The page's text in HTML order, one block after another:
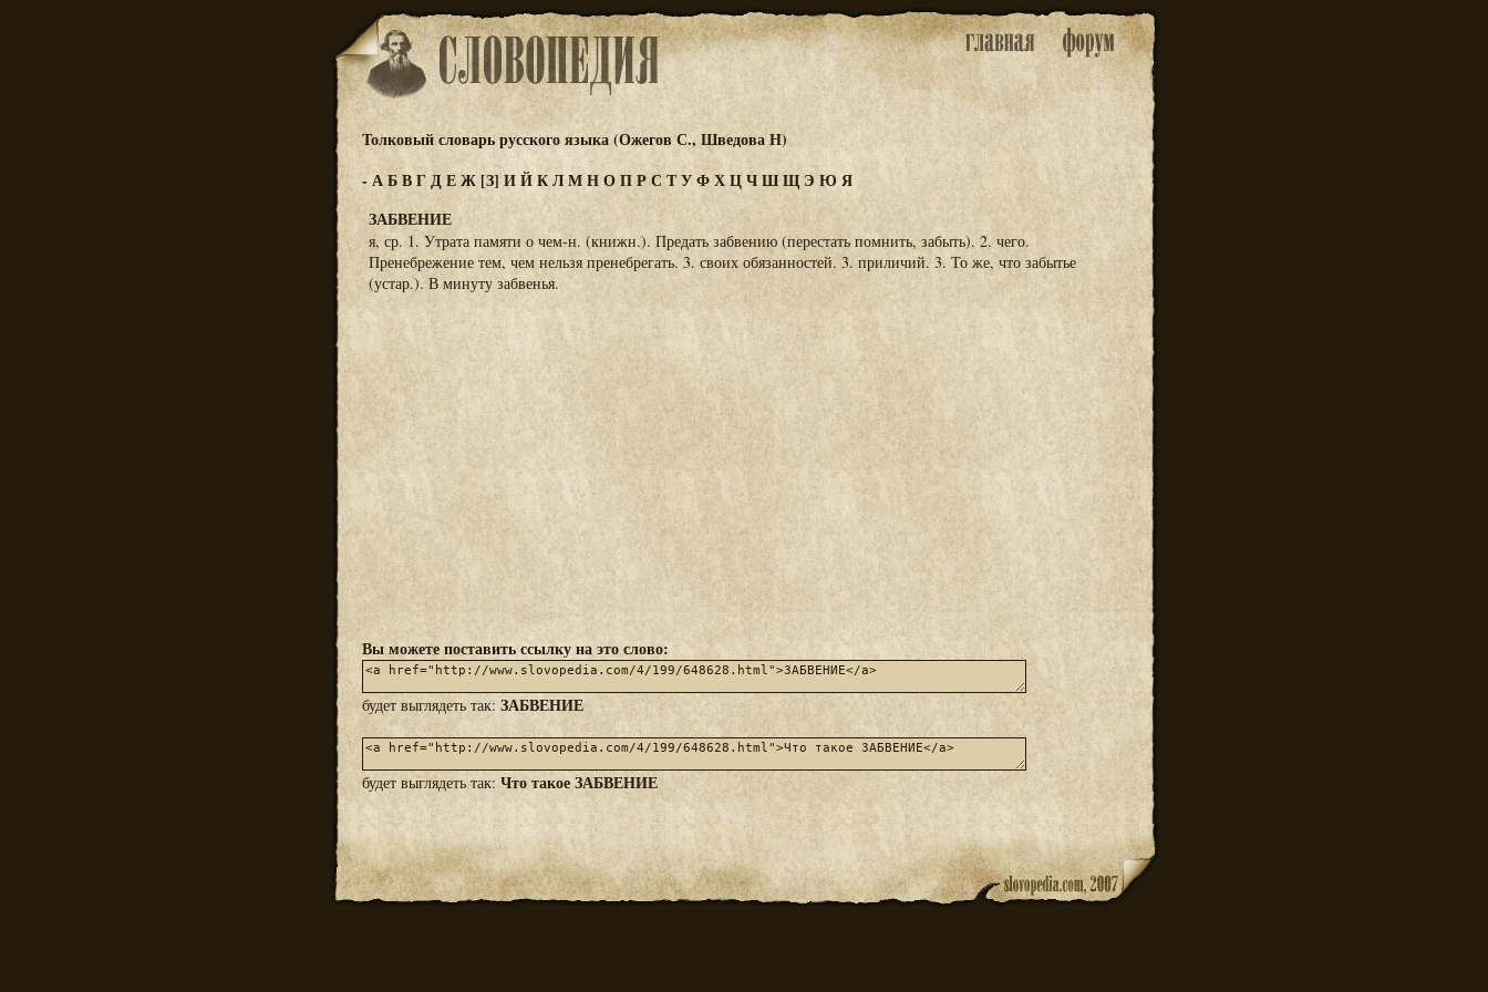
Толковый словарь русского языка (Ожегов С., Шведова Н)
-АБВГДЕЖ[З] ИЙКЛМНОПРСТУФХЦЧШЩЭ Ю Я
ЗАБВЕНИЕ
я, ср. 1. Утрата памяти о чем-н. (книжн.). Предать забвению (перестать помнить, забыть). 2. чего.
Пренебрежение тем, чем нельзя пренебрегать. 3. своих обязанностей. 3. приличий. 3. То же, что забытье
(устар.). В минуту забвенья.
Вы можете поставить ссылку на это слово:
будет выглядеть так: ЗАБВЕНИЕ
будет выглядеть так: Что такое ЗАБВЕНИЕ